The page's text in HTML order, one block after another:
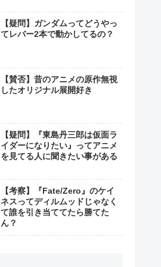
【疑問】ガンダムってどうやっ
てレバー2本で動かしてるの？
【賛否】昔のアニメの原作無視
したオリジナル展開好き
【疑問】『東島丹三郎は仮面ラ
イダーになりたい』ってアニメ
を見てる人に聞きたい事がある
【考察】『Fate/Zero』のケイ
ネスってディルムッドじゃなく
て誰を引き当ててたら勝てた
ん？